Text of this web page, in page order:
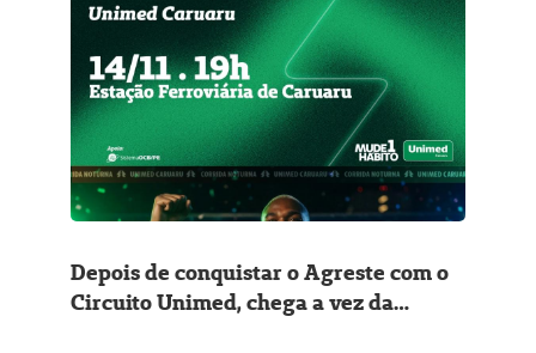
Depois de conquistar o Agreste com o
Circuito Unimed, chega a vez da